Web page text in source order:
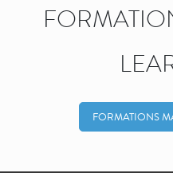
FORMATIONS